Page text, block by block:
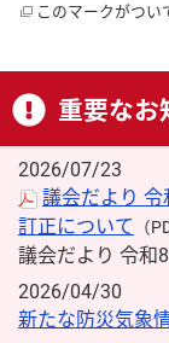
このマークがつい
重要なお
2026/07/23
議会だより
訂正について （
議会だより 令和
2026/04/30
新たな防災気象